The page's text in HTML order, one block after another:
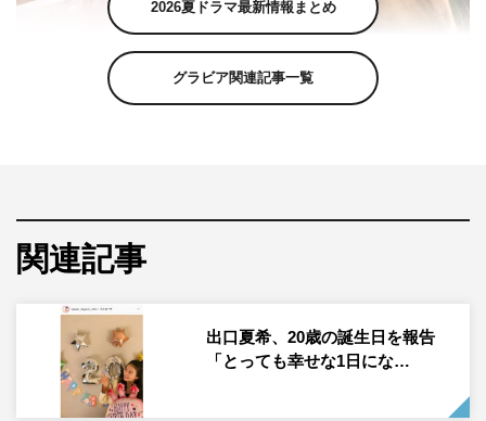
モデルで女優の出口夏希が10月15日（金）に自身の
Instagramを更新し、写真を投稿した。
むぎゅっとさせた写真を投稿した。
この投稿にフォロワーからは「可愛すぎるよ なんでそん
なに可愛いの!?」「彼女感」「私服がオシャレすぎます」
2026夏ドラマ最新情報まとめ
グラビア関連記事一覧
関連記事
出口夏希、20歳の誕生日を報告
「とっても幸せな1日にな…